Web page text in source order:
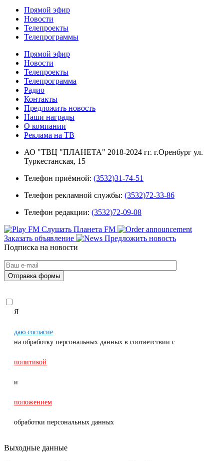
Прямой эфир
Новости
Телепроекты
Телепрограммы
Прямой эфир
Новости
Телепроекты
Телепрограмма
Радио
Контакты
Предложить новость
Наши награды
О компании
Реклама на ТВ
АО "ТВЦ "ПЛАНЕТА" 2018-2024 гг. г.Оренбург ул.
Туркестанская, 15
Телефон приёмной: (3532)31-74-51
Телефон рекламной службы: (3532)72-33-86
Телефон редакции: (3532)72-09-08
Слушать Планета FM
Заказать объявление
Предложить новость
Подписка на новости
Я
даю согласие
на обработку персональных данных в соответствии с
политикой
и
положением
обработки персональных данных
Выходные данные